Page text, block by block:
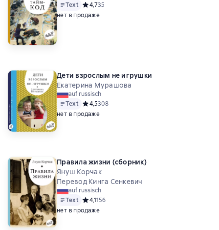
Text Средний рейтинг 4,7 на основе 35 оценок
4,735
нет в продаже
Дети взрослым не игрушки
Екатерина Мурашова
auf russisch
Text Средний рейтинг 4,5 на основе 308 оценок
4,5308
нет в продаже
Правила жизни (сборник)
Януш Корчак
Перевод Кинга Сенкевич
auf russisch
Text Средний рейтинг 4,1 на основе 156 оценок
4,1156
нет в продаже